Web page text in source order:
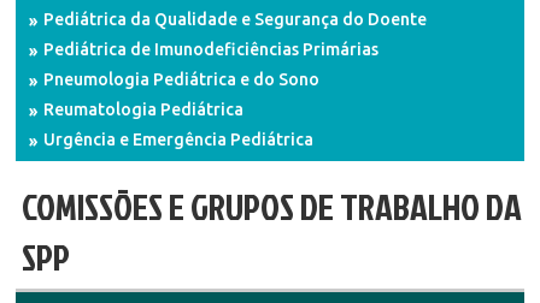
Pediátrica da Qualidade e Segurança do Doente
Pediátrica de Imunodeficiências Primárias
Pneumologia Pediátrica e do Sono
Reumatologia Pediátrica
Urgência e Emergência Pediátrica
COMISSÕES E GRUPOS DE TRABALHO DA
SPP